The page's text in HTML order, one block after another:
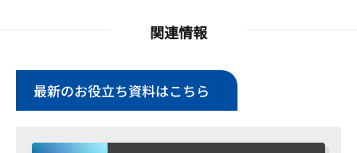
関連情報
最新のお役立ち資料はこちら